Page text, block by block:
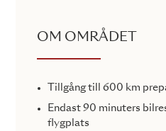
OM OMRÅDET
Tillgång till 600 km
Endast 90 minuters
flygplats